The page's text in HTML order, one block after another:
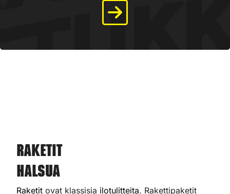
Raketit
Halsua
Raketit ovat klassisia ilotulitteita. Rakettipaketit